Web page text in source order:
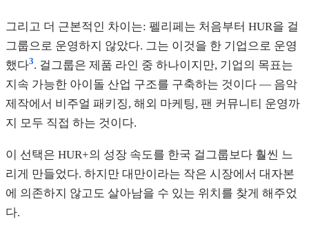
그리고 더 근본적인 차이는: 펠리페는 처음부터 HUR을 걸
그룹으로 운영하지 않았다. 그는 이것을 한 기업으로 운영
했다3. 걸그룹은 제품 라인 중 하나이지만, 기업의 목표는
지속 가능한 아이돌 산업 구조를 구축하는 것이다 — 음악
제작에서 비주얼 패키징, 해외 마케팅, 팬 커뮤니티 운영까
지 모두 직접 하는 것이다.
이 선택은 HUR+의 성장 속도를 한국 걸그룹보다 훨씬 느
리게 만들었다. 하지만 대만이라는 작은 시장에서 대자본
에 의존하지 않고도 살아남을 수 있는 위치를 찾게 해주었
다.